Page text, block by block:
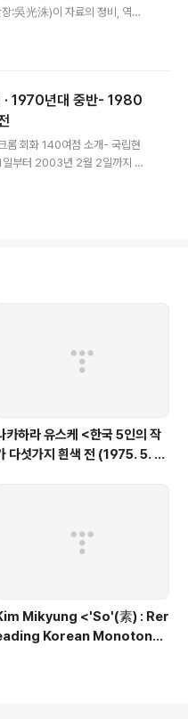
:吳光洙)이 자료의 정비, 역사
으로 마련했던 과 (2002.11.21
까지 한국현대미술의 태동을
년대 중반 - 70년대 중반의
전환과 역동의 시대》전(2..
· 1970년대 중반- 1980
회화 140여점 소개- 국립현
부터 2003년 2월 2일까지 국
보이는 이번 전시는 국립현대미
년대 중반까지의 시기는 다양
)” 회화의 집단적인 출현으로 인
카하라 유스케 <한국 5인의 작
다섯가지 흰색 전 (1975. 5. 6
Mikyung <'So'(素) : Rer
Korean Monotone